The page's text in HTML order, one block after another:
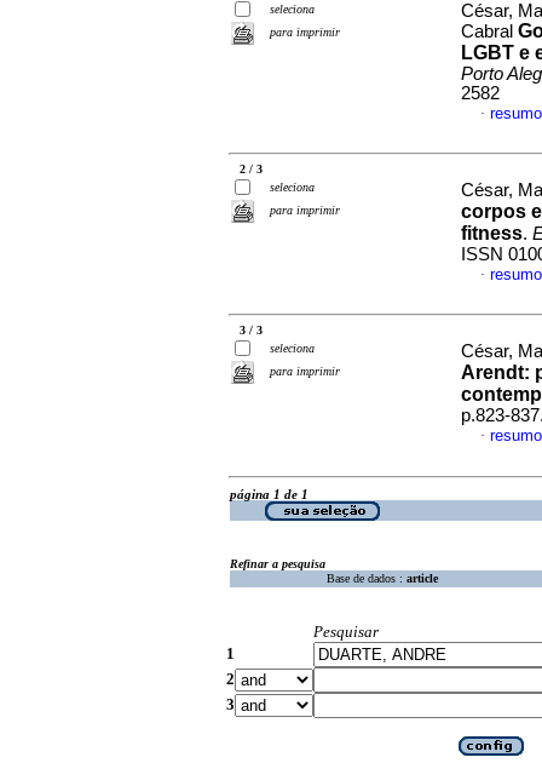
seleciona
para imprimir
César,
Cabral
LGBT e
Porto
2582
·
2 / 3
seleciona
para imprimir
César,
corpos
fitness.
ISSN
·
3 / 3
seleciona
para imprimir
César,
Arendt:
p.823-
·
página 1 de 1
Refinar a pesquisa
Base de dados : article
Pesquisar
1
2
3